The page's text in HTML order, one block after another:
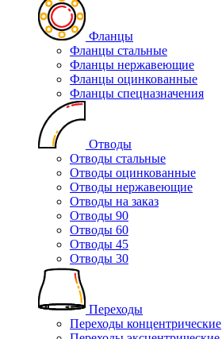
Фланцы
Фланцы стальные
Фланцы нержавеющие
Фланцы оцинкованные
Фланцы спецназначения
Отводы
Отводы стальные
Отводы оцинкованные
Отводы нержавеющие
Отводы на заказ
Отводы 90
Отводы 60
Отводы 45
Отводы 30
Переходы
Переходы концентрические